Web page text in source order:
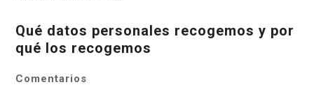
Qué datos personales recogemos y por
qué los recogemos
Comentarios